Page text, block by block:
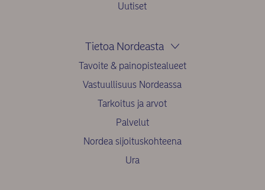
Uutiset
Tietoa Nordeasta
Tavoite & painopistealueet
Vastuullisuus Nordeassa
Tarkoitus ja arvot
Palvelut
Nordea sijoituskohteena
Ura